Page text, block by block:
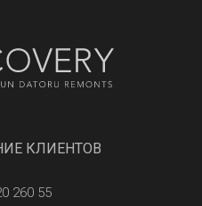
КЛИЕНТОВ
260 55